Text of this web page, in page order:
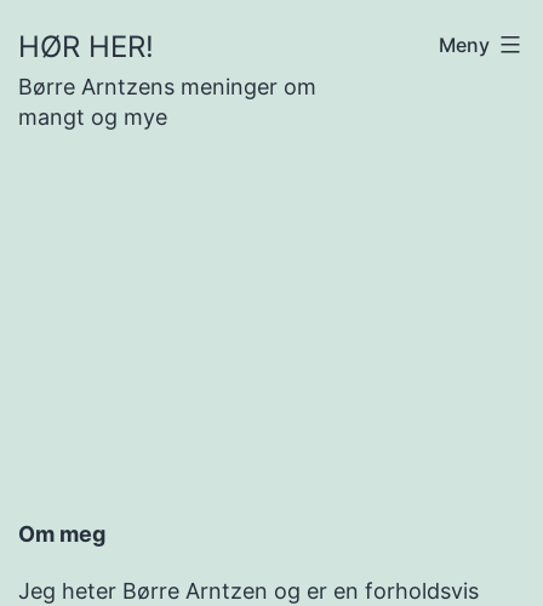
innhold
HØR HER!
Børre Arntzens meninger om
mangt og mye
Meny
Om meg
Jeg heter Børre Arntzen og er en forholdsvis